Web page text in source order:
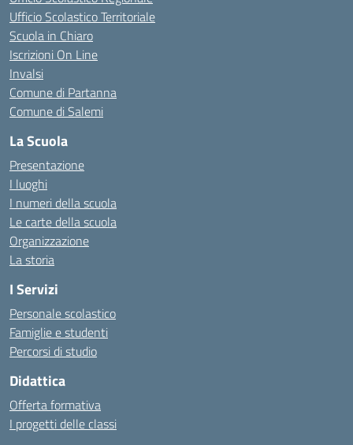
Ufficio Scolastico Territoriale
Scuola in Chiaro
Iscrizioni On Line
Invalsi
Comune di Partanna
Comune di Salemi
La Scuola
Presentazione
I luoghi
I numeri della scuola
Le carte della scuola
Organizzazione
La storia
I Servizi
Personale scolastico
Famiglie e studenti
Percorsi di studio
Didattica
Offerta formativa
I progetti delle classi